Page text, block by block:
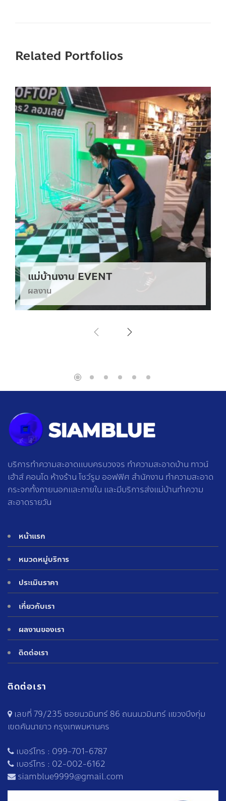
Related Portfolios
แม่บ้านงาน EVENT
ผลงาน
บริการทำความสะอาดแบบครบวงจร ทำความสะอาดบ้าน ทาวน์
เฮ้าส์ คอนโด ห้างร้าน โชว์รูม ออฟฟิศ สำนักงาน ทำความสะอาด
กระจกทั้งภายนอกและภายใน และมีบริการส่งแม่บ้านทำความ
สะอาดรายวัน
หน้าแรก
หมวดหมู่บริการ
ประเมินราคา
เกี่ยวกับเรา
ผลงานของเรา
ติดต่อเรา
ติดต่อเรา
เลขที่ 79/235 ซอยนวมินทร์ 86 ถนนนวมินทร์ แขวงบึงกุ่ม
เขตคันนายาว กรุงเทพมหานคร
เบอร์โทร : 099-701-6787
เบอร์โทร : 02-002-6162
siamblue9999@gmail.com